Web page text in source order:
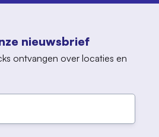
nieuwsbrief
ontvangen over locaties en